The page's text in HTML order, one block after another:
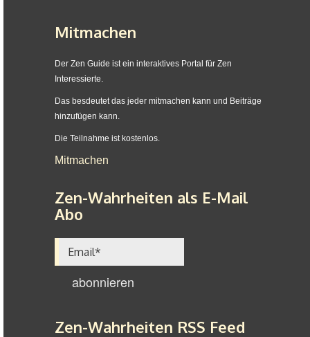
Mitmachen
Der Zen Guide ist ein interaktives Portal für Zen
Interessierte.
Das besdeutet das jeder mitmachen kann und Beiträge
hinzufügen kann.
Die Teilnahme ist kostenlos.
Mitmachen
Zen-Wahrheiten als E-Mail
Abo
Zen-Wahrheiten RSS Feed